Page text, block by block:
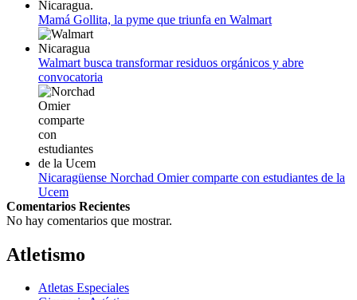
Mamá Gollita, la pyme que triunfa en Walmart
Walmart busca transformar residuos orgánicos y abre
convocatoria
Nicaragüense Norchad Omier comparte con estudiantes de la
Ucem
Comentarios Recientes
No hay comentarios que mostrar.
Atletismo
Atletas Especiales